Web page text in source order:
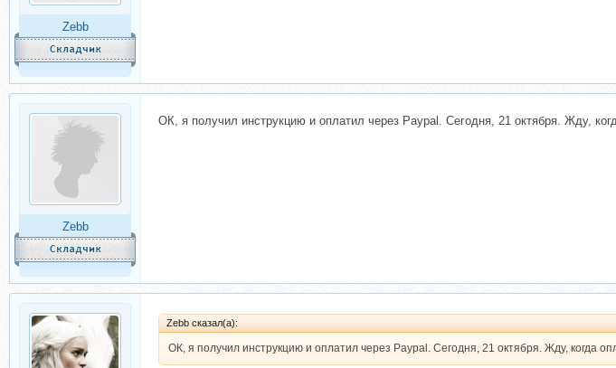
Zebb
Zebb
ОК, я получил инструкцию и оплатил через Paypal. Сегодня, 21 октября. Жду,
Zebb сказал(а):
ОК, я получил инструкцию и оплатил через Paypal. Сегодня, 21 октября. Жду, когда